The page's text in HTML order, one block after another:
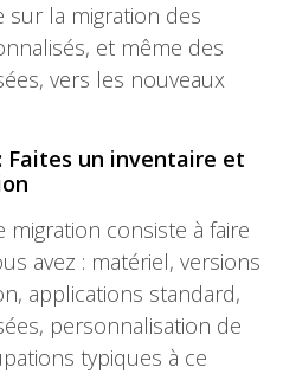
la migration des
et même des
vers les nouveaux
Faites un inventaire et
migration consiste à faire
avez : matériel, versions
applications standard,
personnalisation de
typiques à ce